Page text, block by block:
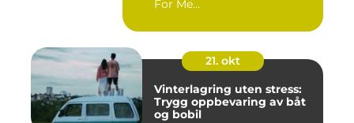
For Me...
21. okt
Vinterlagring uten stress:
Trygg oppbevaring av båt
og bobil